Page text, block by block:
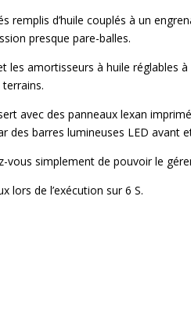
d’huile couplés à un
presque pare-balles.
amortisseurs à huile réglables
avec des panneaux lexan
barres lumineuses LED avant
vous simplement de pouvoir le
lors de l’exécution sur 6 S.